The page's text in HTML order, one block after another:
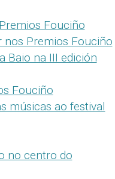
Fouciño
Premios Fouciño
Baio na III edición
Fouciño
músicas ao festival
no centro do